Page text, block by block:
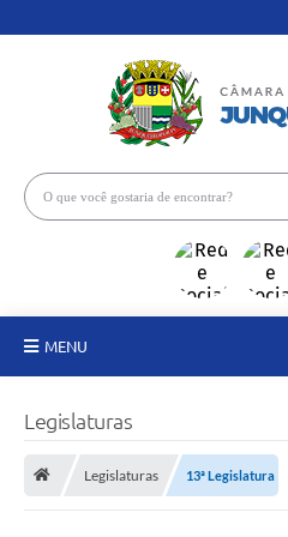
MENU
Legislaturas
Legislaturas 13ª Legislatura